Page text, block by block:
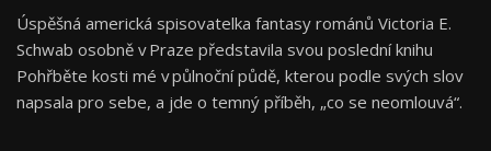
Úspěšná americká spisovatelka fantasy románů Victoria E.
Schwab osobně v Praze představila svou poslední knihu
Pohřběte kosti mé v půlnoční půdě, kterou podle svých slov
napsala pro sebe, a jde o temný příběh, „co se neomlouvá“.